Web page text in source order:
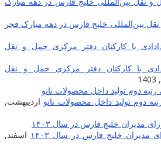
بین‌المللی خلیج فارس در دهه مبارک فجر
با کارکنان دفتر مرکزی حمل و نقل
اردیبهشت,
خلیج فارس در سال ۱۴۰۳
اسفند,